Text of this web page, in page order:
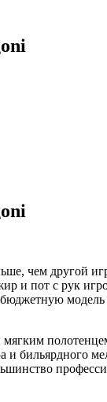
чем другой
пот с рук
бильярдного